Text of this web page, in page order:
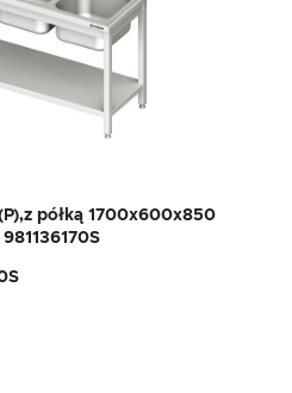
półką 1700x600x850